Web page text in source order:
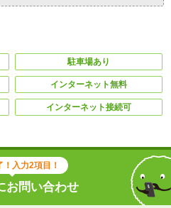
駐車場あり
インターネット無料
インターネット接続可
入力2項目！
お問い合わせ